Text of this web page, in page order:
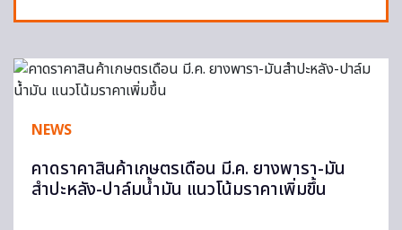
NEWS
คาดราคาสินค้าเกษตรเดือน มี.ค. ยางพารา-มัน
สำปะหลัง-ปาล์มน้ำมัน แนวโน้มราคาเพิ่มขึ้น